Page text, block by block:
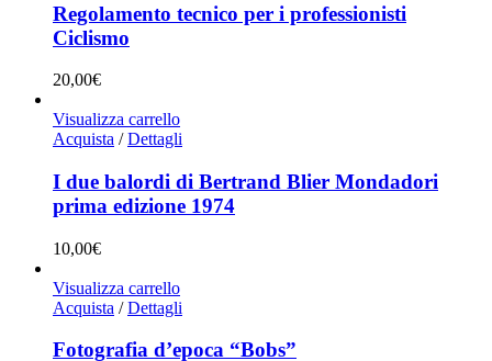
Regolamento tecnico per i professionisti
Ciclismo
20,00€
Visualizza carrello
Acquista / Dettagli
I due balordi di Bertrand Blier Mondadori
prima edizione 1974
10,00€
Visualizza carrello
Acquista / Dettagli
Fotografia d’epoca “Bobs”